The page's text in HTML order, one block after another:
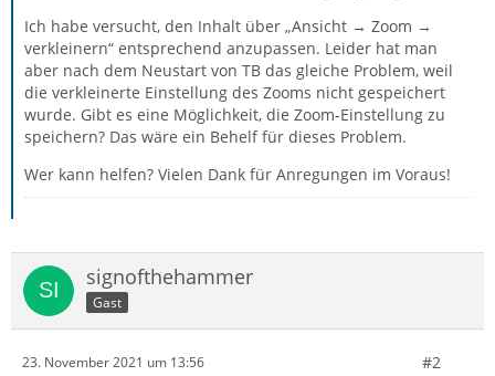
Ich habe versucht, den Inhalt über „Ansicht → Zoom →
verkleinern“ entsprechend anzupassen. Leider hat man
aber nach dem Neustart von TB das gleiche Problem, weil
die verkleinerte Einstellung des Zooms nicht gespeichert
wurde. Gibt es eine Möglichkeit, die Zoom-Einstellung zu
speichern? Das wäre ein Behelf für dieses Problem.
Wer kann helfen? Vielen Dank für Anregungen im Voraus!
signofthehammer
Gast
23. November 2021 um 13:56 #2